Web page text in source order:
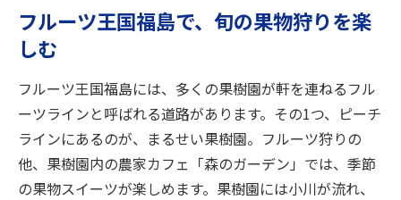
閉じる
フルーツ王国福島で、旬の果物狩りを楽
しむ
フルーツ王国福島には、多くの果樹園が軒を連ねるフル
ーツラインと呼ばれる道路があります。その1つ、ピーチ
ラインにあるのが、まるせい果樹園。フルーツ狩りの
他、果樹園内の農家カフェ「森のガーデン」では、季節
の果物スイーツが楽しめます。果樹園には小川が流れ、